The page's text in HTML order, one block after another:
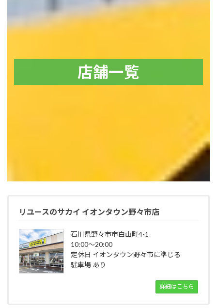
店舗一覧
リユースのサカイ イオンタウン野々市店
石川県野々市市白山町4-1
10:00～20:00
定休日 イオンタウン野々市に準じる
駐車場 あり
詳細はこちら